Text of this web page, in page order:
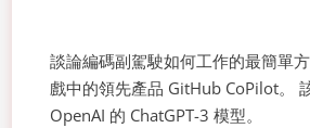
談論編碼副駕駛如何工作的最簡單
戲中的領先產品 GitHub CoPilot。
OpenAI 的 ChatGPT-3 模型。